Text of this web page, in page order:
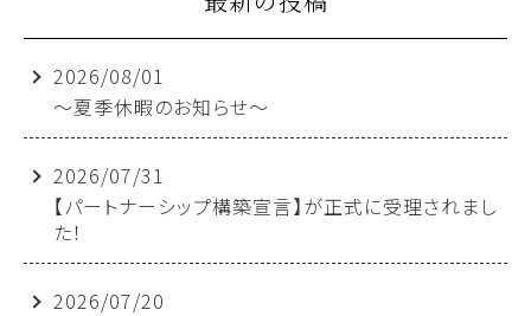
2026/08/01
～夏季休暇のお知らせ～
2026/07/31
【パートナーシップ構築宣言】が正式に受理されまし
た！
2026/07/20